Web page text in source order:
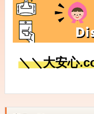
＼＼大安心